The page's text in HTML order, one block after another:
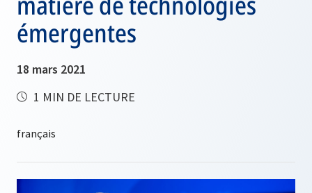
émergentes
18 mars 2021
1 MIN DE LECTURE